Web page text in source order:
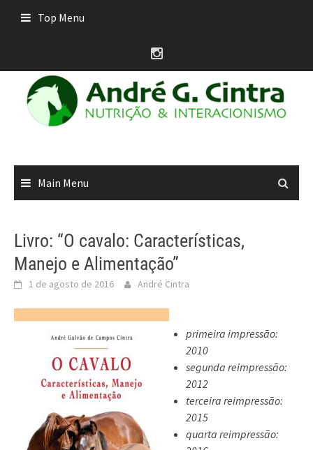
Top Menu
Main Menu
Livro: “O cavalo: Características,
Manejo e Alimentação”
1 de agosto de 2016 André Cintra
primeira impressão:
2010
segunda reimpressão:
2012
terceira reimpressão:
2015
quarta reimpressão: